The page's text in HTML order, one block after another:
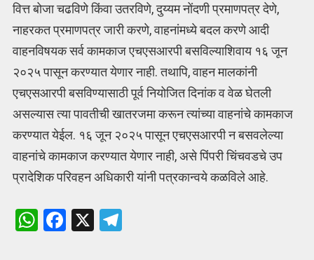
वित्त बोजा चढविणे किंवा उतरविणे, दुय्यम नोंदणी प्रमाणपत्र देणे,
नाहरकत प्रमाणपत्र जारी करणे, वाहनांमध्ये बदल करणे आदी
वाहनविषयक सर्व कामकाज एचएसआरपी बसविल्याशिवाय १६ जून
२०२५ पासून करण्यात येणार नाही. तथापि, वाहन मालकांनी
एचएसआरपी बसविण्यासाठी पूर्व नियोजित दिनांक व वेळ घेतली
असल्यास त्या पावतीची खातरजमा करून त्यांच्या वाहनांचे कामकाज
करण्यात येईल. १६ जून २०२५ पासून एचएसआरपी न बसवलेल्या
वाहनांचे कामकाज करण्यात येणार नाही, असे पिंपरी चिंचवडचे उप
प्रादेशिक परिवहन अधिकारी यांनी पत्रकान्वये कळविले आहे.
W F X T